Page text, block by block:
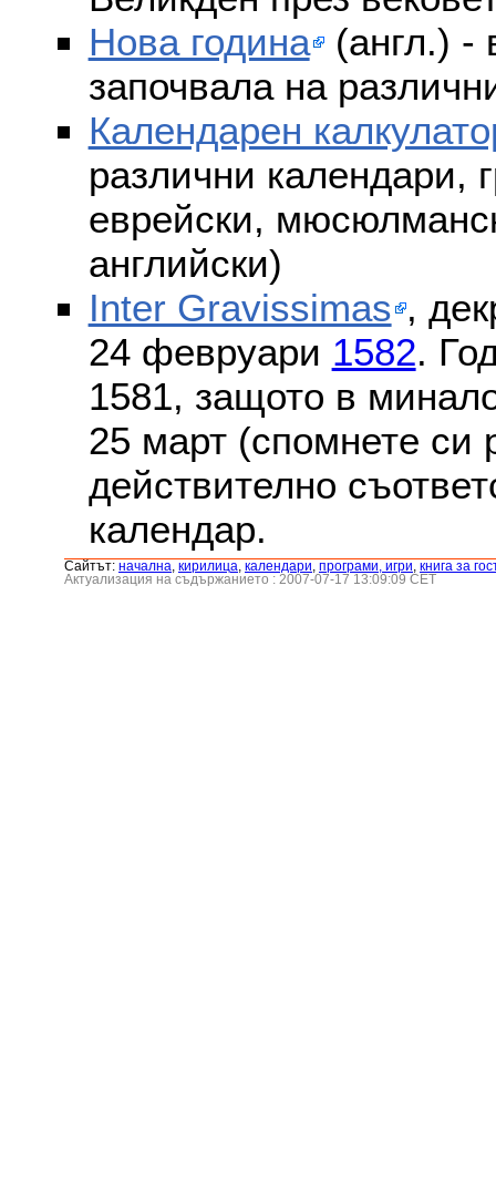
Нова година (англ.) -
започвала на
Календарен
различни календари,
еврейски,
английски)
Inter Gravissimas ,
24 февруари 1582.
1581, защото в
25 март (спомнете си
действително
календар.
Сайтът: началнa, кирилица, календари, програми, игри, книга за
Актуализация на съдържанието : 2007-07-17 13:09:09 CET